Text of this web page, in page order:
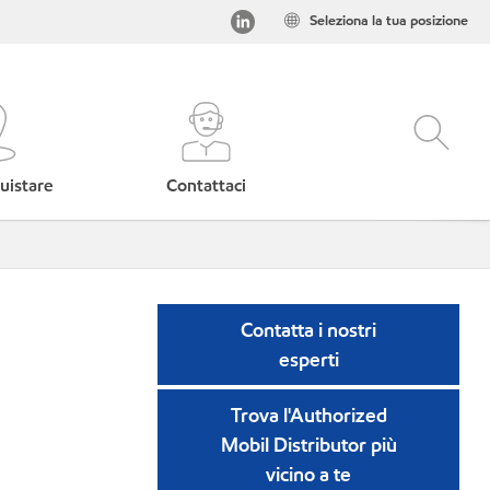
Seleziona la tua posizione
Contattaci
Contatta i nostri
esperti
Trova l'Authorized
Mobil Distributor più
vicino a te